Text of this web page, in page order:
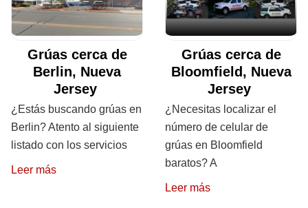
Grúas cerca de
Berlin, Nueva
Jersey
¿Estás buscando grúas en
Berlin? Atento al siguiente
listado con los servicios
Leer más
Grúas cerca de
Bloomfield, Nueva
Jersey
¿Necesitas localizar el
número de celular de
grúas en Bloomfield
baratos? A
Leer más